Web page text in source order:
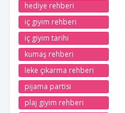
hediye rehberi
iç giyim rehberi
iç giyim tarihi
kumaş rehberi
leke çıkarma rehberi
pijama partisi
plaj giyim rehberi